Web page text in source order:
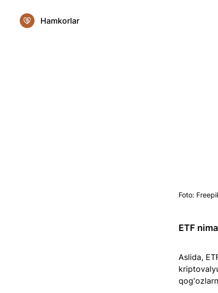
Foto:
ETF
Aslida,
Hamkorlar